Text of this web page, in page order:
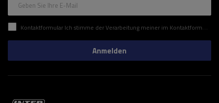
Geben Sie Ihre E-Mail
Kontaktformular Ich stimme der Verarbeitung meiner im Kontaktformular enthaltenen personenbezogenen Daten gemäß der Verordnung (EU) des Europäischen Parlaments und des Rates zu.
Anmelden